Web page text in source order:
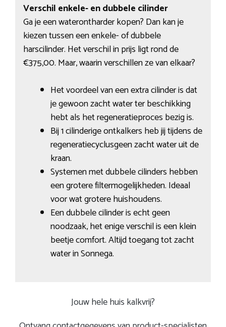
Verschil enkele- en dubbele cilinder
Ga je een waterontharder kopen? Dan kan je
kiezen tussen een enkele- of dubbele
harscilinder. Het verschil in prijs ligt rond de
€375,00. Maar, waarin verschillen ze van elkaar?
Het voordeel van een extra cilinder is dat
je gewoon zacht water ter beschikking
hebt als het regeneratieproces bezig is.
Bij 1 cilinderige ontkalkers heb jij tijdens de
regeneratiecyclusgeen zacht water uit de
kraan.
Systemen met dubbele cilinders hebben
een grotere filtermogelijkheden. Ideaal
voor wat grotere huishoudens.
Een dubbele cilinder is echt geen
noodzaak, het enige verschil is een klein
beetje comfort. Altijd toegang tot zacht
water in Sonnega.
Jouw hele huis kalkvrij?